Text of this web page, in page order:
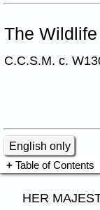
The Wildlife
C.C.S.M. c.
English only
Table of Contents
HER